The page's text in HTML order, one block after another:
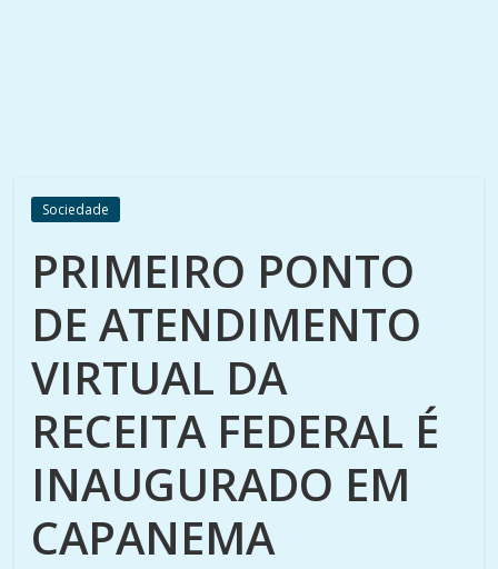
Sociedade
PRIMEIRO PONTO
DE ATENDIMENTO
VIRTUAL DA
RECEITA FEDERAL É
INAUGURADO EM
CAPANEMA